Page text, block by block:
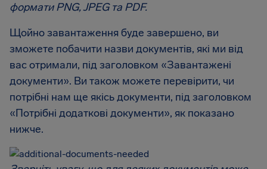
формати PNG, JPEG та PDF.
Щойно завантаження буде завершено, ви
зможете побачити назви документів, які ми від
вас отримали, під заголовком «Завантажені
документи». Ви також можете перевірити, чи
потрібні нам ще якісь документи, під заголовком
«Потрібні додаткові документи», як показано
нижче.